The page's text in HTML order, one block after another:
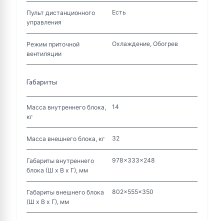
Пульт дистанционного
управления
Есть
Режим приточной
вентиляции
Охлаждение, Обогрев
Габариты
Масса внутреннего блока,
кг
14
Масса внешнего блока, кг 32
Габариты внутреннего
блока (Ш х В х Г), мм
978x333x248
Габариты внешнего блока
(Ш х В х Г), мм
802x555x350